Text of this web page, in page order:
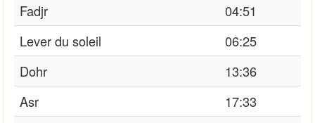
Fadjr
04:51
Lever du soleil
06:25
Dohr
13:36
Asr
17:33